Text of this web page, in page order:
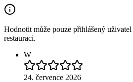
Hodnotit může pouze přihlášený
restauraci.
W
24. července 2026